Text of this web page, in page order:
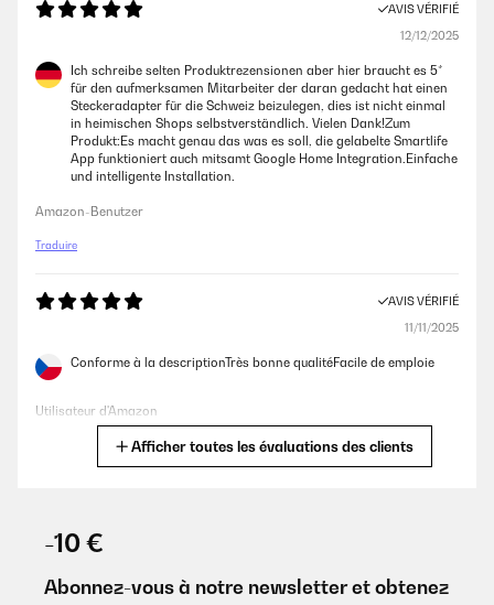
AVIS VÉRIFIÉ
12/12/2025
Ich schreibe selten Produktrezensionen aber hier braucht es 5*
für den aufmerksamen Mitarbeiter der daran gedacht hat einen
Steckeradapter für die Schweiz beizulegen, dies ist nicht einmal
in heimischen Shops selbstverständlich. Vielen Dank!Zum
Produkt:Es macht genau das was es soll, die gelabelte Smartlife
App funktioniert auch mitsamt Google Home Integration.Einfache
und intelligente Installation.
Amazon-Benutzer
Traduire
AVIS VÉRIFIÉ
11/11/2025
Conforme à la descriptionTrès bonne qualitéFacile de emploie
Utilisateur d'Amazon
Schrägdeckenraum gekauft.Drei Stück à 300 W sind für eine
Fläche von 24qm sicher knapp bemessen. Sie schaffen aber, gut
Afficher toutes les évaluations des clients
-10 €
Abonnez-vous à notre newsletter et obtenez